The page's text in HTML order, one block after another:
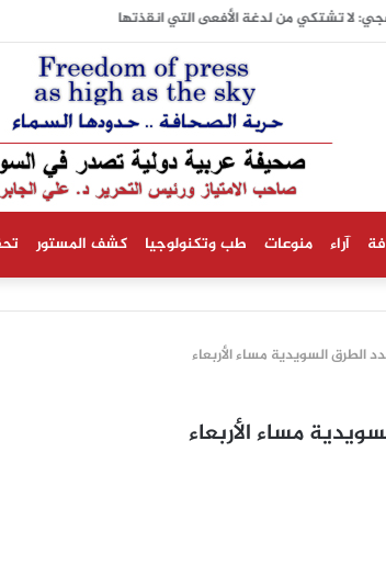
لا تشتكي من لدغة الأفعى التي انقذتها
آراء منوعات طب وتكنولوجيا كشف المستور
الطرق السويدية مساء الأربعاء
مساء الأربعاء